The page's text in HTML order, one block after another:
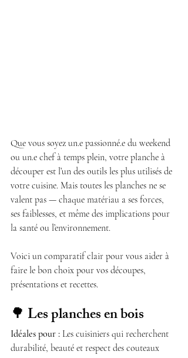
Que vous soyez un.e passionné.e du weekend
ou un.e chef à temps plein, votre planche à
découper est l’un des outils les plus utilisés de
votre cuisine. Mais toutes les planches ne se
valent pas — chaque matériau a ses forces,
ses faiblesses, et même des implications pour
la santé ou l’environnement.
Voici un comparatif clair pour vous aider à
faire le bon choix pour vos découpes,
présentations et recettes.
🌳 Les planches en bois
Idéales pour : Les cuisiniers qui recherchent
durabilité, beauté et respect des couteaux